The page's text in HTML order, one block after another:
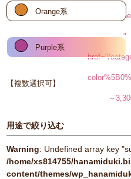
on line
"
href="/
～
Orange系
Purple系
【複数選択可】
用途で絞り込む
Warning: Undefined array key
/home/xs814755/
content/themes/